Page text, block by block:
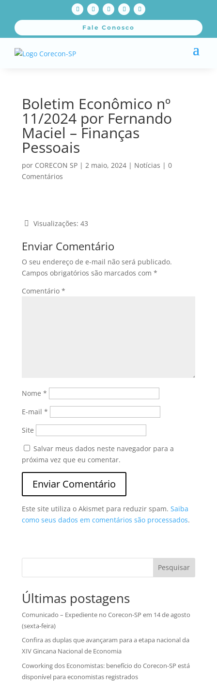
Fale Conosco
Boletim Econômico nº
11/2024 por Fernando
Maciel – Finanças
Pessoais
por CORECON SP| 2 maio, 2024| Notícias | 0
Comentários
Visualizações: 43
Enviar Comentário
O seu endereço de e-mail não será publicado.
Campos obrigatórios são marcados com *
Comentário *
Nome *
E-mail *
Site
Salvar meus dados neste navegador para a
próxima vez que eu comentar.
Este site utiliza o Akismet para reduzir spam. Saiba
como seus dados em comentários são processados.
Pesquisar
Últimas postagens
Comunicado – Expediente no Corecon-SP em 14 de agosto
(sexta-feira)
Confira as duplas que avançaram para a etapa nacional da
XIV Gincana Nacional de Economia
Coworking dos Economistas: benefício do Corecon-SP está
disponível para economistas registrados